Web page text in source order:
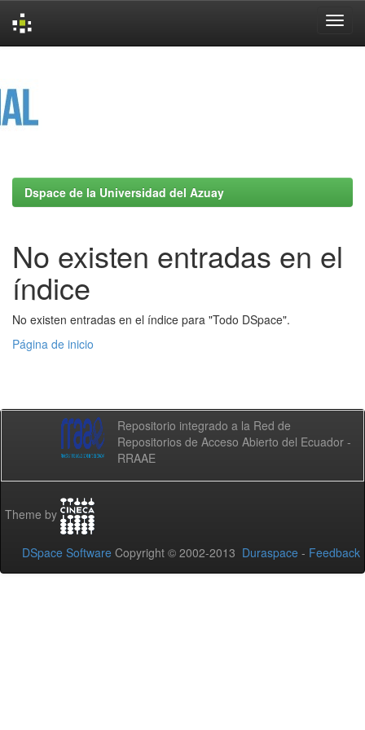
Dspace de la Universidad del Azuay
No existen entradas en el
índice
No existen entradas en el índice para "Todo DSpace".
Página de inicio
Repositorio integrado a la Red de
Repositorios de Acceso Abierto del Ecuador -
RRAAE
Theme by
DSpace Software Copyright © 2002-2013 Duraspace - Feedback